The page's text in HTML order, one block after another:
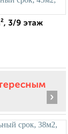
3/9 этаж
›